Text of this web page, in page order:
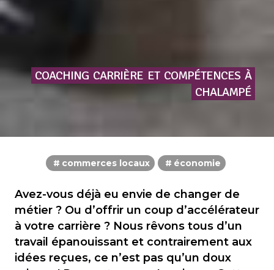
COACHING CARRIÈRE ET COMPÉTENCES À
CHALAMPÉ
commerces locaux économie
Avez-vous déjà eu envie de changer de
métier ? Ou d’offrir un coup d’accélérateur
à votre carrière ? Nous rêvons tous d’un
travail épanouissant et contrairement aux
idées reçues, ce n’est pas qu’un doux